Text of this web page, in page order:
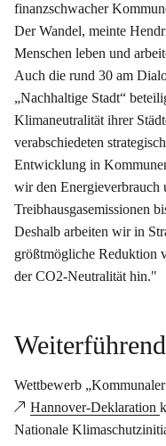
finanzschwacher
Der Wandel, meinte
Menschen leben und
Auch die rund 30 am
„Nachhaltige Stadt“
Klimaneutralität ihrer
verabschiedeten
Entwicklung in
wir den Energieverbrauch
Treibhausgasemissionen
Deshalb arbeiten wir in
größtmögliche Reduktion
der CO2-Neutralität hin."
Wettbewerb
Hannover-Deklaration
Nationale